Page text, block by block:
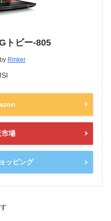
トビー-805
Rinker
市場
ッピング